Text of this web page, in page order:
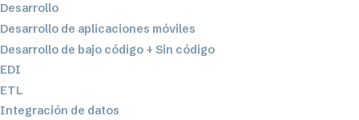
Desarrollo
Desarrollo de aplicaciones móviles
Desarrollo de bajo código + Sin código
EDI
ETL
Integración de datos